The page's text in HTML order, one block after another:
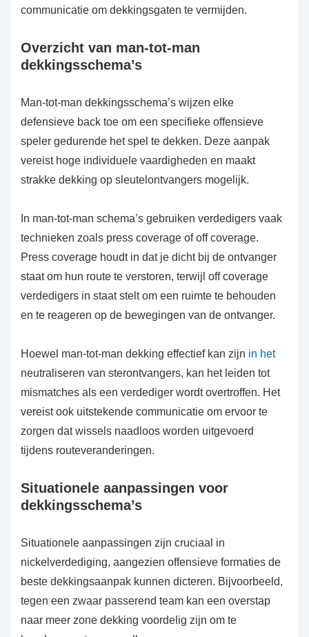
communicatie om dekkingsgaten te vermijden.
Overzicht van man-tot-man
dekkingsschema’s
Man-tot-man dekkingsschema’s wijzen elke
defensieve back toe om een specifieke offensieve
speler gedurende het spel te dekken. Deze aanpak
vereist hoge individuele vaardigheden en maakt
strakke dekking op sleutelontvangers mogelijk.
In man-tot-man schema’s gebruiken verdedigers vaak
technieken zoals press coverage of off coverage.
Press coverage houdt in dat je dicht bij de ontvanger
staat om hun route te verstoren, terwijl off coverage
verdedigers in staat stelt om een ruimte te behouden
en te reageren op de bewegingen van de ontvanger.
Hoewel man-tot-man dekking effectief kan zijn in het
neutraliseren van sterontvangers, kan het leiden tot
mismatches als een verdediger wordt overtroffen. Het
vereist ook uitstekende communicatie om ervoor te
zorgen dat wissels naadloos worden uitgevoerd
tijdens routeveranderingen.
Situationele aanpassingen voor
dekkingsschema’s
Situationele aanpassingen zijn cruciaal in
nickelverdediging, aangezien offensieve formaties de
beste dekkingsaanpak kunnen dicteren. Bijvoorbeeld,
tegen een zwaar passerend team kan een overstap
naar meer zone dekking voordelig zijn om te